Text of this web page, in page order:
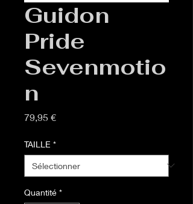
Guidon
Pride
Sevenmotio
n
79,95 €Prix
TAILLE *
Quantité *